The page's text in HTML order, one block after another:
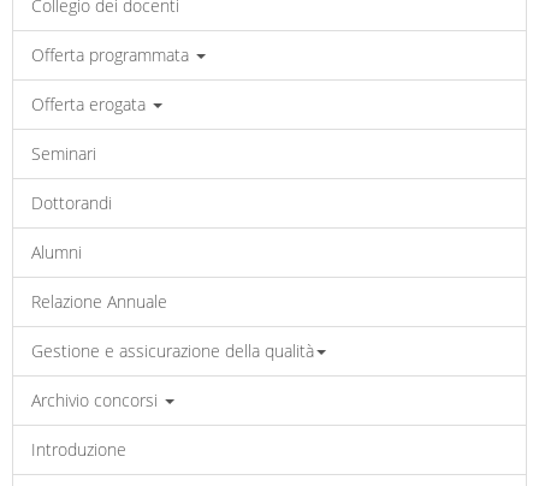
Collegio dei docenti
Offerta programmata
Offerta erogata
Seminari
Dottorandi
Alumni
Relazione Annuale
Gestione e assicurazione della qualità
Archivio concorsi
Introduzione